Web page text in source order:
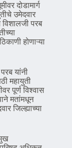
दोडामार्ग
उमेदवार
विशालजी परब
होणाऱ्या
यांनी
महायुती
पूर्ण विश्वास
मतांमधून
जिल्ह्याच्या